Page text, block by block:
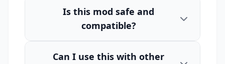
Is this mod safe and
compatible?
Can I use this with other